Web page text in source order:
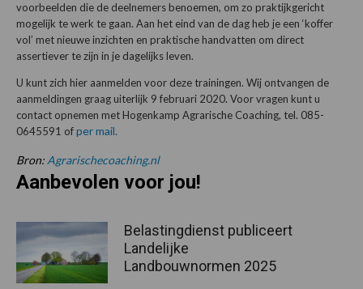
voorbeelden die de deelnemers benoemen, om zo praktijkgericht
mogelijk te werk te gaan. Aan het eind van de dag heb je een ‘koffer
vol’ met nieuwe inzichten en praktische handvatten om direct
assertiever te zijn in je dagelijks leven.
U kunt zich hier aanmelden voor deze trainingen. Wij ontvangen de
aanmeldingen graag uiterlijk 9 februari 2020. Voor vragen kunt u
contact opnemen met Hogenkamp Agrarische Coaching, tel. 085-
0645591 ofper mail.
Bron:Agrarischecoaching.nl
Aanbevolen voor jou!
Belastingdienst publiceert
Landelijke
Landbouwnormen 2025